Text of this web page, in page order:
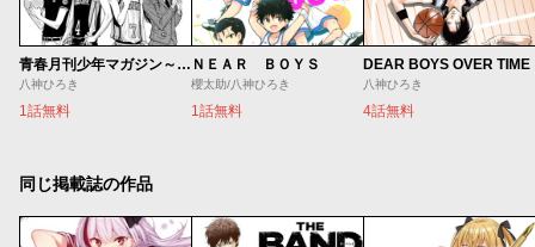
青春月刊少年マガジン～八神デビュー秘話～
八神ひろき
1話無料
ＮＥＡＲ ＢＯＹＳ
櫻太助/八神ひろき
1話無料
DEAR BOYS OVER TIME
八神ひろき
4話無料
同じ掲載誌の作品